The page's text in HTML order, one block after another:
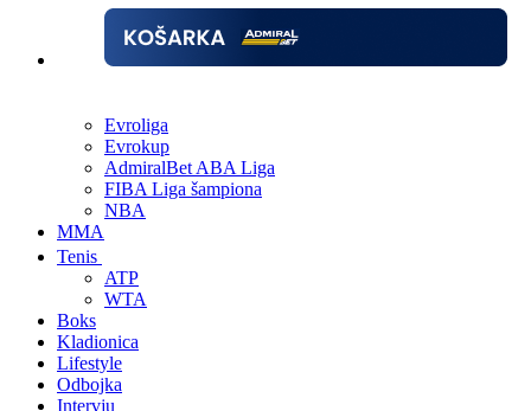
Evroliga
Evrokup
AdmiralBet ABA Liga
FIBA Liga šampiona
NBA
MMA
Tenis
ATP
WTA
Boks
Kladionica
Lifestyle
Odbojka
Intervju